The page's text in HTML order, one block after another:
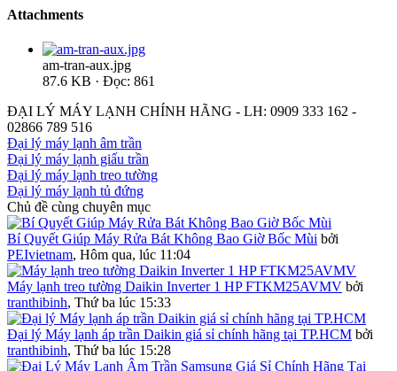
Attachments
am-tran-aux.jpg
87.6 KB · Đọc: 861
ĐẠI LÝ MÁY LẠNH CHÍNH HÃNG - LH: 0909 333 162 -
02866 789 516
Đại lý máy lạnh âm trần
Đại lý máy lạnh giấu trần
Đại lý máy lạnh treo tường
Đại lý máy lạnh tủ đứng
Chủ đề cùng chuyên mục
Bí Quyết Giúp Máy Rửa Bát Không Bao Giờ Bốc Mùi bởi
PEIvietnam, Hôm qua, lúc 11:04
Máy lạnh treo tường Daikin Inverter 1 HP FTKM25AVMV bởi
tranthibinh, Thứ ba lúc 15:33
Đại lý Máy lạnh áp trần Daikin giá sỉ chính hãng tại TP.HCM bởi
tranthibinh, Thứ ba lúc 15:28